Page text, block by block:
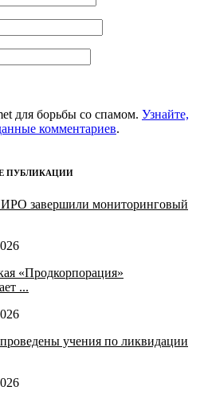
для борьбы со спамом. Узнайте,
комментариев.
ПУБЛИКАЦИИ
завершили мониторинговый
«Продкорпорация»
...
учения по ликвидации